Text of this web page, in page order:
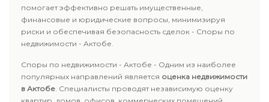
помогает эффективно решать имущественные,
финансовые и юридические вопросы, минимизируя
риски и обеспечивая безопасность сделок - Споры по
недвижимости - Актобе.
Споры по недвижимости - Актобе - Одним из наиболее
популярных направлений является оценка недвижимости
в Актобе. Специалисты проводят независимую оценку